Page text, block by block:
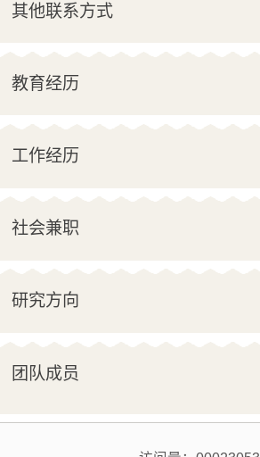
其他联系方式
教育经历
工作经历
社会兼职
研究方向
团队成员